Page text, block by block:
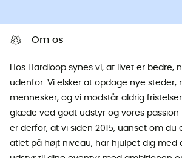
Om os
Hos Hardloop synes vi, at livet er bedre,
udenfor. Vi elsker at opdage nye steder,
mennesker, og vi modstår aldrig
glæde ved godt udstyr og vores passion
er derfor, at vi siden 2015, uanset om du
atlet på højt niveau, har hjulpet dig med